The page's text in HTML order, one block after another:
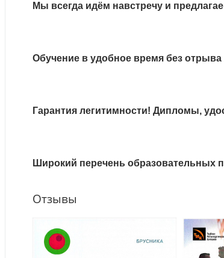
Мы всегда идём навстречу и
Обучение в удобное время без отрыва
Гарантия легитимности! Дипломы,
Широкий перечень образовательных
Отзывы